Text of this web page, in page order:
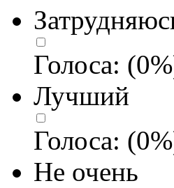
Голоса: (0
Лучший
Голоса: (0
Не очень